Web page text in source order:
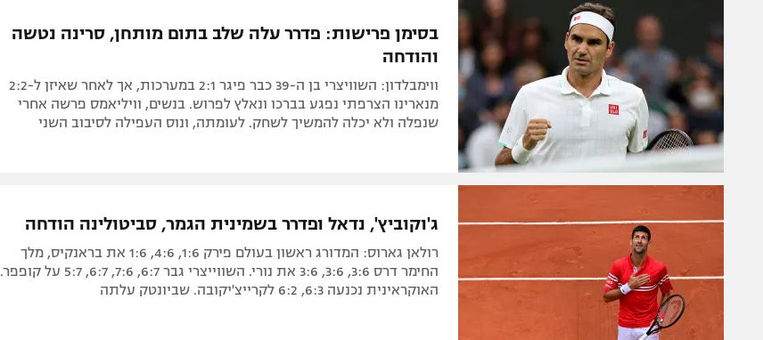
בסימן פרישות: פדרר עלה שלב בתום מותחן, סרינה נטשה
והודחה
ווימבלדון: השוויצרי בן ה-39 כבר פיגר 2:1 במערכות, אך לאחר שאיזן ל-2:2
מנארינו הצרפתי נפגע בברכו ונאלץ לפרוש. בנשים, וויליאמס פרשה אחרי
שנפלה ולא יכלה להמשיך לשחק. לעומתה, ונוס העפילה לסיבוב השני
ג'וקוביץ', נדאל ופדרר בשמינית הגמר, סביטולינה הודחה
רולאן גארוס: המדורג ראשון בעולם פירק 1:6, 4:6, 1:6 את בראנקיס, מלך
החימר דרס 3:6, 3:6, 3:6 את נורי. השווייצרי גבר 6:7, 7:6, 6:7, 5:7 על קופפר.
האוקראינית נכנעה 6:3, 6:2 לקרייצ'יקובה. שביונטק עלתה